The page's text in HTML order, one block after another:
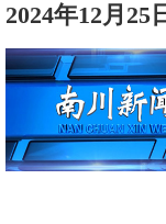
2024年12月25